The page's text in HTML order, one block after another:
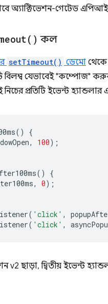
অ্যাক্টিভেশন-গেটেড
) কল
setTimeout() ডেমো
বিলম্ব যেভাবেই "কম্পোজ"
প্রতিটি ইভেন্ট হ্যান্ডলার
()
{
, 100);
()
{
, 0);
( 'click' ,
( 'click' ,
v2 ছাড়া, দ্বিতীয় ইভেন্ট